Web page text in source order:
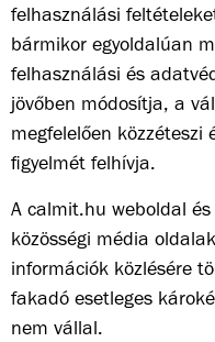
felhasználási
bármikor egyoldalúan
felhasználási és
jövőben módosítja, a
megfelelően
figyelmét felhívja.
A calmit.hu weboldal
közösségi média
információk közlésére
fakadó esetleges
nem vállal.